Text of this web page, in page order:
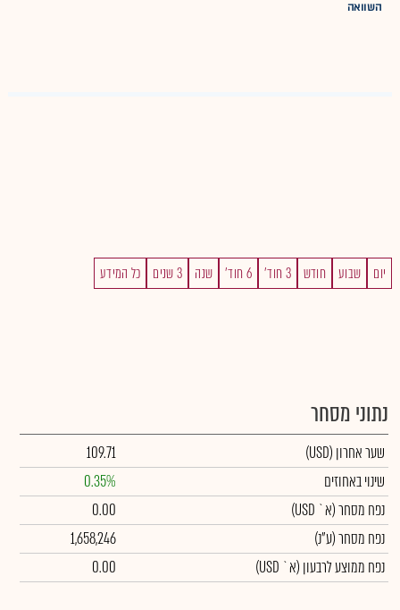
השוואה
יום שבוע חודש 3 חוד' 6 חוד' שנה 3 שנים כל המידע
נתוני מסחר
שער אחרון (USD)
109.71
שינוי באחוזים
0.35%
נפח מסחר(א` USD)
0.00
נפח מסחר(ע"נ)
1,658,246
נפח ממוצע לרבעון (א` USD)
0.00